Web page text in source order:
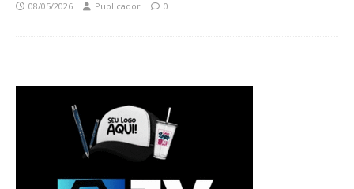
08/05/2026 Publicador 0